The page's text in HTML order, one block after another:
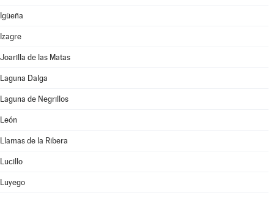
Igüeña
Izagre
Joarilla de las Matas
Laguna Dalga
Laguna de Negrillos
León
Llamas de la Ribera
Lucillo
Luyego